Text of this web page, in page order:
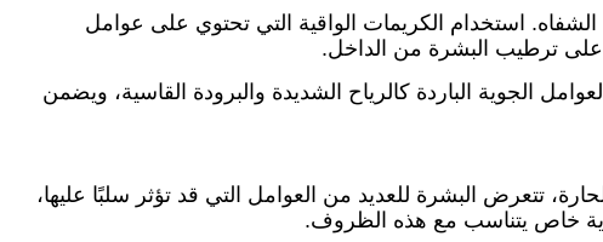
استخدام الكريمات الواقية التي تحتوي على عوامل
ترطيب البشرة من الداخل.
الجوية الباردة كالرياح الشديدة والبرودة القاسية، ويضمن
تتعرض البشرة للعديد من العوامل التي قد تؤثر سلبًا عليها،
خاص يتناسب مع هذه الظروف.